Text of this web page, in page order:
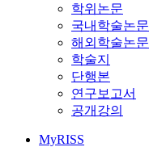
학위논문
국내학술논문
해외학술논문
학술지
단행본
연구보고서
공개강의
MyRISS